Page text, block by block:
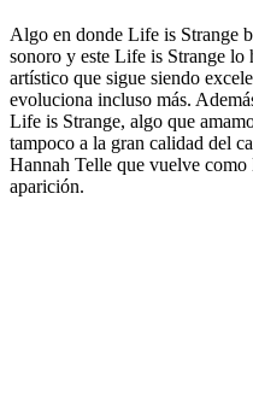
Algo en donde Life is Strange
sonoro y este Life is Strange lo
artístico que sigue siendo
evoluciona incluso más.
Life is Strange, algo que
tampoco a la gran calidad del
Hannah Telle que vuelve como
aparición.